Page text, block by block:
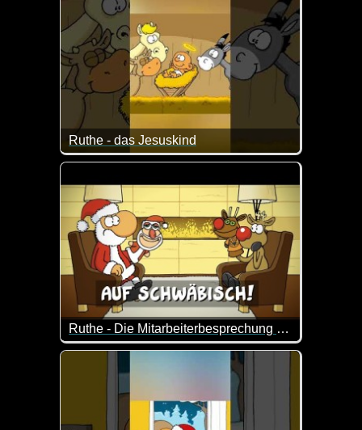
Ruthe - das Jesuskind
Ein bisschen Spaß muss sein. Was für ein
Ruthe - Die Mitarbeiterbesprechung (auf schwäbisch)
Mal schauen, ob das dann dieses Jahr was wird